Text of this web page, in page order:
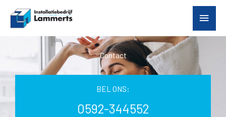
naar
Contact
BEL ONS:
0592-344552